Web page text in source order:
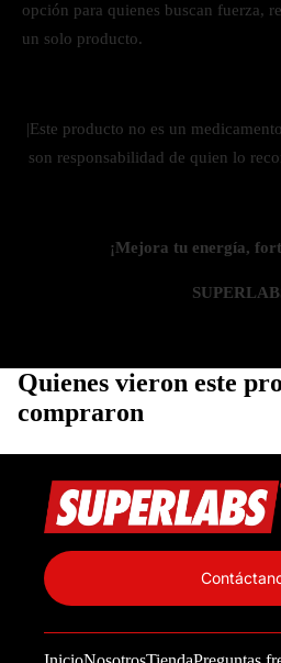
opción para quienes buscan fuerza,
un solo producto.
|Este producto no es un
son responsabilidad de quien lo
¡Mejora tu energía,
Quienes vieron este
compraron
Información de contacto
Política de reembolso
Términos del servicio